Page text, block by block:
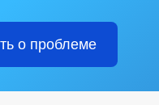
о проблеме